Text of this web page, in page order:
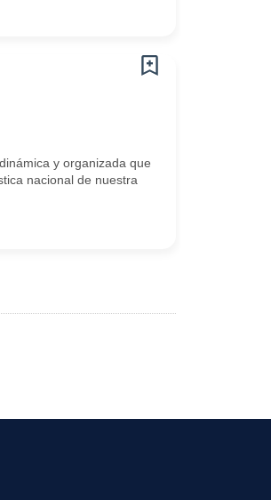
y organizada que
nacional de nuestra